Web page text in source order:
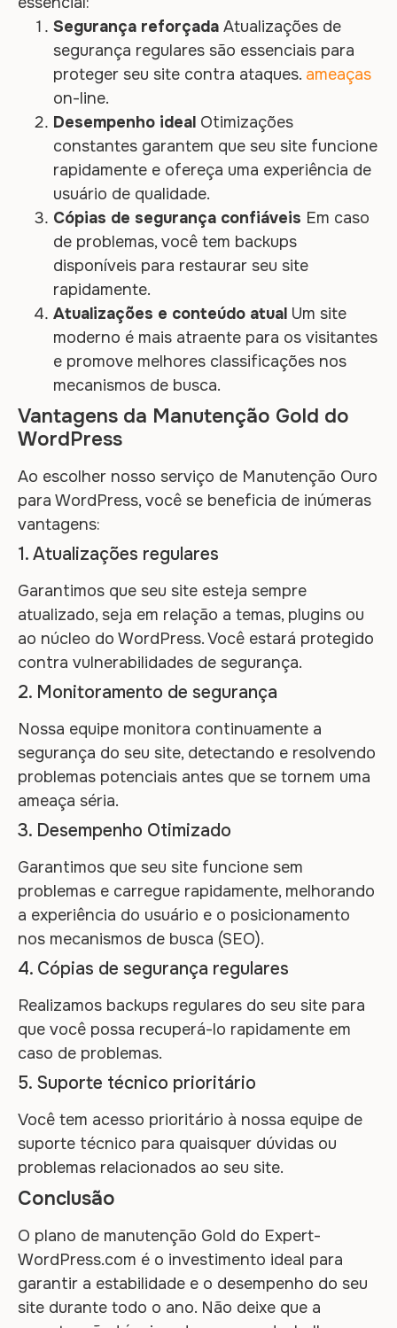
Segurança reforçada Atualizações de
segurança regulares são essenciais para
proteger seu site contra ataques. ameaças
on-line.
Desempenho ideal Otimizações
constantes garantem que seu site funcione
rapidamente e ofereça uma experiência de
usuário de qualidade.
Cópias de segurança confiáveis Em caso
de problemas, você tem backups
disponíveis para restaurar seu site
rapidamente.
Atualizações e conteúdo atual Um site
moderno é mais atraente para os visitantes
e promove melhores classificações nos
mecanismos de busca.
Vantagens da Manutenção Gold do
WordPress
Ao escolher nosso serviço de Manutenção Ouro
para WordPress, você se beneficia de inúmeras
vantagens:
1. Atualizações regulares
Garantimos que seu site esteja sempre
atualizado, seja em relação a temas, plugins ou
ao núcleo do WordPress. Você estará protegido
contra vulnerabilidades de segurança.
2. Monitoramento de segurança
Nossa equipe monitora continuamente a
segurança do seu site, detectando e resolvendo
problemas potenciais antes que se tornem uma
ameaça séria.
3. Desempenho Otimizado
Garantimos que seu site funcione sem
problemas e carregue rapidamente, melhorando
a experiência do usuário e o posicionamento
nos mecanismos de busca (SEO).
4. Cópias de segurança regulares
Realizamos backups regulares do seu site para
que você possa recuperá-lo rapidamente em
caso de problemas.
5. Suporte técnico prioritário
Você tem acesso prioritário à nossa equipe de
suporte técnico para quaisquer dúvidas ou
problemas relacionados ao seu site.
Conclusão
O plano de manutenção Gold do Expert-
WordPress.com é o investimento ideal para
garantir a estabilidade e o desempenho do seu
site durante todo o ano. Não deixe que a